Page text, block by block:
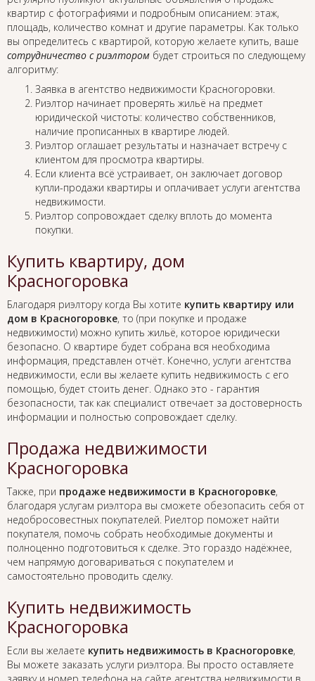
квартир с фотографиями и подробным описанием: этаж,
площадь, количество комнат и другие параметры. Как только
вы определитесь с квартирой, которую желаете купить, ваше
сотрудничество с риэлтором будет строиться по следующему
алгоритму:
Заявка в агентство недвижимости Красногоровки.
Риэлтор начинает проверять жильё на предмет
юридической чистоты: количество собственников,
наличие прописанных в квартире людей.
Риэлтор оглашает результаты и назначает встречу с
клиентом для просмотра квартиры.
Если клиента всё устраивает, он заключает договор
купли-продажи квартиры и оплачивает услуги агентства
недвижимости.
Риэлтор сопровождает сделку вплоть до момента
покупки.
Купить квартиру, дом
Красногоровка
Благодаря риэлтору когда Вы хотите купить квартиру или
дом в Красногоровке, то (при покупке и продаже
недвижимости) можно купить жильё, которое юридически
безопасно. О квартире будет собрана вся необходима
информация, представлен отчёт. Конечно, услуги агентства
недвижимости, если вы желаете купить недвижимость с его
помощью, будет стоить денег. Однако это - гарантия
безопасности, так как специалист отвечает за достоверность
информации и полностью сопровождает сделку.
Продажа недвижимости
Красногоровка
Также, при продаже недвижимости в Красногоровке,
благодаря услугам риэлтора вы сможете обезопасить себя от
недобросовестных покупателей. Риелтор поможет найти
покупателя, помочь собрать необходимые документы и
полноценно подготовиться к сделке. Это гораздо надёжнее,
чем напрямую договариваться с покупателем и
самостоятельно проводить сделку.
Купить недвижимость
Красногоровка
Если вы желаете купить недвижимость в Красногоровке,
Вы можете заказать услуги риэлтора. Вы просто оставляете
заявку и номер телефона на сайте агентства недвижимости в